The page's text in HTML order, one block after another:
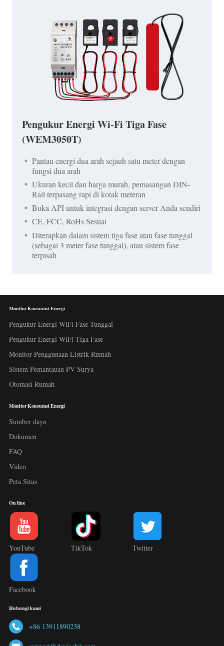
Pengukur Energi Wi-Fi Tiga Fase
(WEM3050T)
Pantau energi dua arah sejauh satu meter dengan
fungsi dua arah
Ukuran kecil dan harga murah, pemasangan DIN-
Rail terpasang rapi di kotak meteran
Buka API untuk integrasi dengan server Anda sendiri
CE, FCC, RoHs Sesuai
Diterapkan dalam sistem tiga fase atau fase tunggal
(sebagai 3 meter fase tunggal), atau sistem fase
terpisah
Monitor Konsumsi Energi
Pengukur Energi WiFi Fase Tunggal
Pengukur Energi WiFi Tiga Fase
Monitor Penggunaan Listrik Rumah
Sistem Pemantauan PV Surya
Otomasi Rumah
Monitor Konsumsi Energi
Sumber daya
Dokumen
FAQ
Video
Peta Situs
On line
YouTube TikTok Twitter
Facebook
Hubungi kami
+86 13911890238